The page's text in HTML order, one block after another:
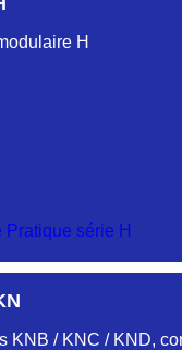
CL
H
Pratique série H
HC-HJ
et fiches simple
KNB / KNC / KND,